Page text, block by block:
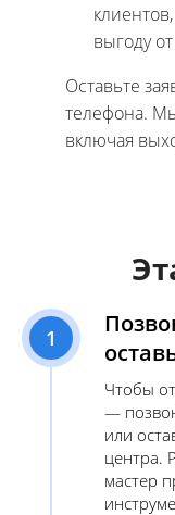
выгоду
Оставьте
телефона.
включая
1
Чтобы
—
или
центра.
мастер